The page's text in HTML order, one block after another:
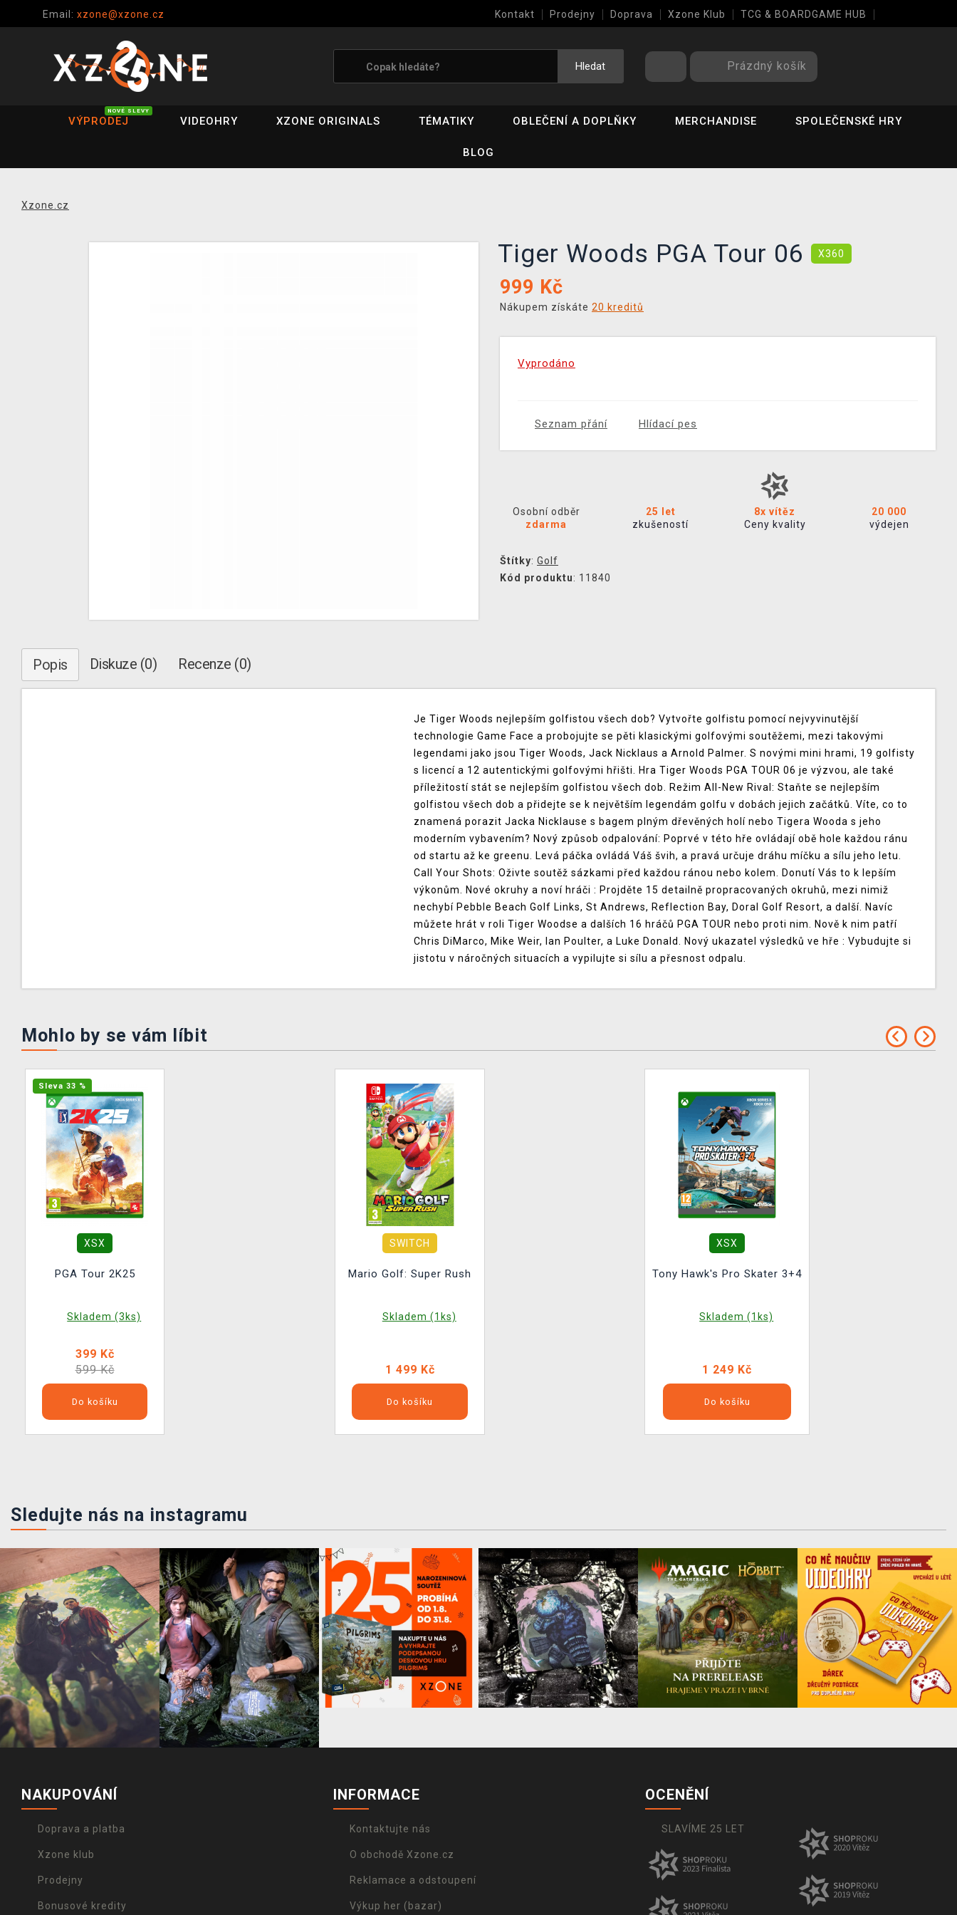
Email: xzone@xzone.cz Kontakt Prodejny Doprava Xzone Klub TCG & BOARDGAME HUB
Hledat Prázdný košík
VÝPRODEJ
NOVÉ SLEVY
VIDEOHRY XZONE ORIGINALS TÉMATIKY OBLEČENÍ A DOPLŇKY MERCHANDISE SPOLEČENSKÉ HRY
BLOG
Xzone.cz
Tiger Woods PGA Tour 06 X360
999 Kč
Nákupem získáte 20 kreditů
Vyprodáno
Seznam přání Hlídací pes
Osobní odběr
zdarma
25 let
zkušeností
8x vítěz
Ceny kvality
20 000
výdejen
Štítky: Golf
Kód produktu: 11840
Popis Diskuze (0) Recenze (0)
Je Tiger Woods nejlepším golfistou všech dob? Vytvořte golfistu pomocí nejvyvinutější
technologie Game Face a probojujte se pěti klasickými golfovými soutěžemi, mezi takovými
legendami jako jsou Tiger Woods, Jack Nicklaus a Arnold Palmer. S novými mini hrami, 19 golfisty
s licencí a 12 autentickými golfovými hřišti. Hra Tiger Woods PGA TOUR 06 je výzvou, ale také
příležitostí stát se nejlepším golfistou všech dob. Režim All-New Rival: Staňte se nejlepším
golfistou všech dob a přidejte se k největším legendám golfu v dobách jejich začátků. Víte, co to
znamená porazit Jacka Nicklause s bagem plným dřevěných holí nebo Tigera Wooda s jeho
moderním vybavením? Nový způsob odpalování: Poprvé v této hře ovládají obě hole každou ránu
od startu až ke greenu. Levá páčka ovládá Váš švih, a pravá určuje dráhu míčku a sílu jeho letu.
Call Your Shots: Oživte soutěž sázkami před každou ránou nebo kolem. Donutí Vás to k lepším
výkonům. Nové okruhy a noví hráči : Projděte 15 detailně propracovaných okruhů, mezi nimiž
nechybí Pebble Beach Golf Links, St Andrews, Reflection Bay, Doral Golf Resort, a další. Navíc
můžete hrát v roli Tiger Woodse a dalších 16 hráčů PGA TOUR nebo proti nim. Nově k nim patří
Chris DiMarco, Mike Weir, Ian Poulter, a Luke Donald. Nový ukazatel výsledků ve hře : Vybudujte si
jistotu v náročných situacích a vypilujte si sílu a přesnost odpalu.
Mohlo by se vám líbit
Sleva 33 %
XSX
PGA Tour 2K25
Skladem (3ks)
399 Kč
599 Kč
Do košíku
SWITCH
Mario Golf: Super Rush
Skladem (1ks)
1 499 Kč
Do košíku
XSX
Tony Hawk's Pro Skater 3+4
Skladem (1ks)
1 249 Kč
Do košíku
Sledujte nás na instagramu
NAKUPOVÁNÍ
Doprava a platba
Xzone klub
Prodejny
Bonusové kredity
INFORMACE
Kontaktujte nás
O obchodě Xzone.cz
Reklamace a odstoupení
Výkup her (bazar)
OCENĚNÍ
SLAVÍME 25 LET